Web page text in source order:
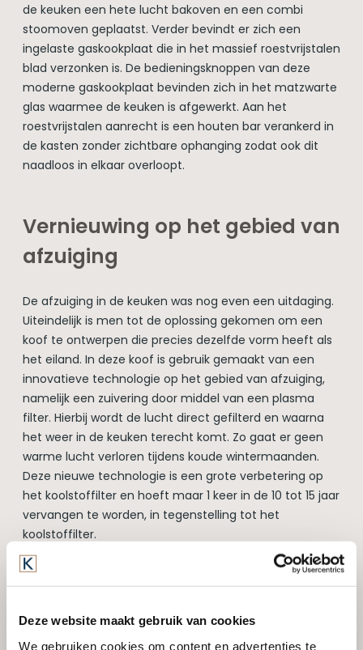
Deze website maakt gebruik van cookies
We gebruiken cookies om content en advertenties te
de keuken een hete lucht bakoven en een combi
stoomoven geplaatst. Verder bevindt er zich een
ingelaste gaskookplaat die in het massief roestvrijstalen
blad verzonken is. De bedieningsknoppen van deze
moderne gaskookplaat bevinden zich in het matzwarte
glas waarmee de keuken is afgewerkt. Aan het
roestvrijstalen aanrecht is een houten bar verankerd in
de kasten zonder zichtbare ophanging zodat ook dit
naadloos in elkaar overloopt.
Vernieuwing op het gebied van
afzuiging
De afzuiging in de keuken was nog even een uitdaging.
Uiteindelijk is men tot de oplossing gekomen om een
koof te ontwerpen die precies dezelfde vorm heeft als
het eiland. In deze koof is gebruik gemaakt van een
innovatieve technologie op het gebied van afzuiging,
namelijk een zuivering door middel van een plasma
filter. Hierbij wordt de lucht direct gefilterd en waarna
het weer in de keuken terecht komt. Zo gaat er geen
warme lucht verloren tijdens koude wintermaanden.
Deze nieuwe technologie is een grote verbetering op
het koolstoffilter en hoeft maar 1 keer in de 10 tot 15 jaar
vervangen te worden, in tegenstelling tot het
koolstoffilter.
Sfeer door middel van
materialen